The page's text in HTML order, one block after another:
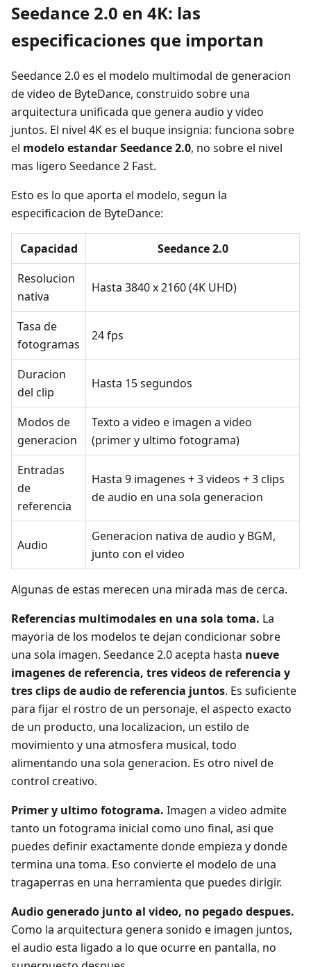
Seedance 2.0 en 4K: las
especificaciones que importan
Seedance 2.0 es el modelo multimodal de generacion
de video de ByteDance, construido sobre una
arquitectura unificada que genera audio y video
juntos. El nivel 4K es el buque insignia: funciona sobre
el modelo estandar Seedance 2.0, no sobre el nivel
mas ligero Seedance 2 Fast.
Esto es lo que aporta el modelo, segun la
especificacion de ByteDance:
Capacidad
Seedance 2.0
Resolucion
nativa
Hasta 3840 x 2160 (4K UHD)
Tasa de
fotogramas
24 fps
Duracion
del clip
Hasta 15 segundos
Modos de
generacion
Texto a video e imagen a video
(primer y ultimo fotograma)
Entradas
de
referencia
Hasta 9 imagenes + 3 videos + 3 clips
de audio en una sola generacion
Audio
Generacion nativa de audio y BGM,
junto con el video
Algunas de estas merecen una mirada mas de cerca.
Referencias multimodales en una sola toma. La
mayoria de los modelos te dejan condicionar sobre
una sola imagen. Seedance 2.0 acepta hasta nueve
imagenes de referencia, tres videos de referencia y
tres clips de audio de referencia juntos. Es suficiente
para fijar el rostro de un personaje, el aspecto exacto
de un producto, una localizacion, un estilo de
movimiento y una atmosfera musical, todo
alimentando una sola generacion. Es otro nivel de
control creativo.
Primer y ultimo fotograma. Imagen a video admite
tanto un fotograma inicial como uno final, asi que
puedes definir exactamente donde empieza y donde
termina una toma. Eso convierte el modelo de una
tragaperras en una herramienta que puedes dirigir.
Audio generado junto al video, no pegado despues.
Como la arquitectura genera sonido e imagen juntos,
el audio esta ligado a lo que ocurre en pantalla, no